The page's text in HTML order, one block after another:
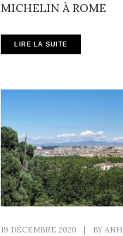
MICHELIN À ROME
LIRE LA SUITE
19 DÉCEMBRE 2020 BY ANH